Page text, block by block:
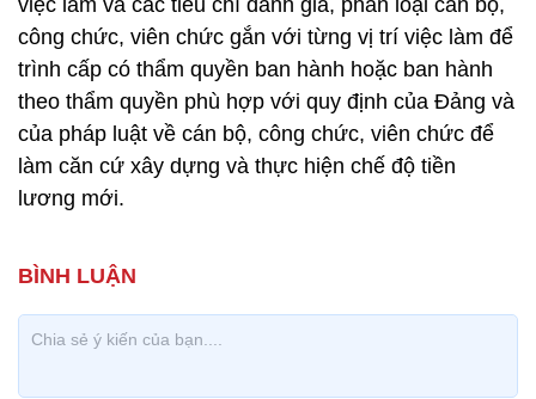
việc làm và các tiêu chí đánh giá, phân loại cán bộ,
công chức, viên chức gắn với từng vị trí việc làm để
trình cấp có thẩm quyền ban hành hoặc ban hành
theo thẩm quyền phù hợp với quy định của Đảng và
của pháp luật về cán bộ, công chức, viên chức để
làm căn cứ xây dựng và thực hiện chế độ tiền
lương mới.